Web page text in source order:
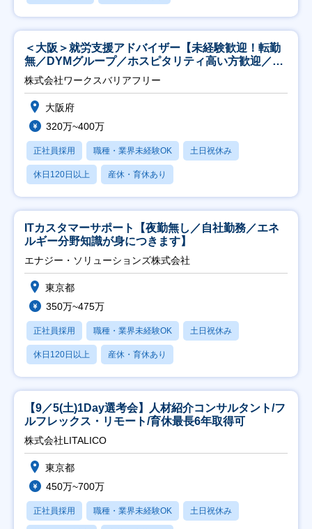
＜大阪＞就労支援アドバイザー【未経験歓迎！転勤
無／DYMグループ／ホスピタリティ高い方歓迎／土
日祝】
株式会社ワークスバリアフリー
大阪府
320万~400万
正社員採用 職種・業界未経験OK 土日祝休み
休日120日以上 産休・育休あり
ITカスタマーサポート【夜勤無し／自社勤務／エネ
ルギー分野知識が身につきます】
エナジー・ソリューションズ株式会社
東京都
350万~475万
正社員採用 職種・業界未経験OK 土日祝休み
休日120日以上 産休・育休あり
【9／5(土)1Day選考会】人材紹介コンサルタント/フ
ルフレックス・リモート/育休最長6年取得可
株式会社LITALICO
東京都
450万~700万
正社員採用 職種・業界未経験OK 土日祝休み